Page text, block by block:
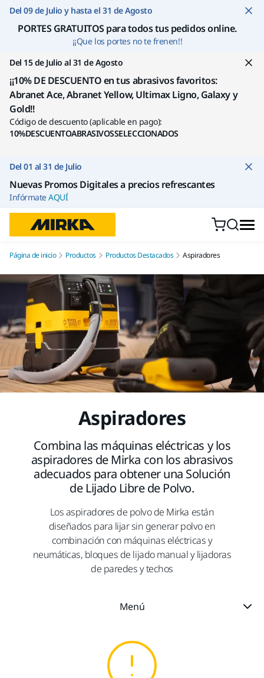
Ir a contenido
Del 09 de Julio y hasta el 31 de Agosto
PORTES GRATUITOS para todos tus pedidos online.
¡¡Que los portes no te frenen!!
Del 15 de Julio al 31 de Agosto
¡¡10% DE DESCUENTO en tus abrasivos favoritos:
Abranet Ace, Abranet Yellow, Ultimax Ligno, Galaxy y
Gold!!
Código de descuento (aplicable en pago):
10%DESCUENTOABRASIVOSSELECCIONADOS
Del 01 al 31 de Julio
Nuevas Promos Digitales a precios refrescantes
InfórmateAQUÍ
Página de inicio Productos Productos Destacados Aspiradores
Aspiradores
Combina las máquinas eléctricas y los
aspiradores de Mirka con los abrasivos
adecuados para obtener una Solución
de Lijado Libre de Polvo.
Los aspiradores de polvo de Mirka están
diseñados para lijar sin generar polvo en
combinación con máquinas eléctricas y
neumáticas, bloques de lijado manual y lijadoras
de paredes y techos
Menú